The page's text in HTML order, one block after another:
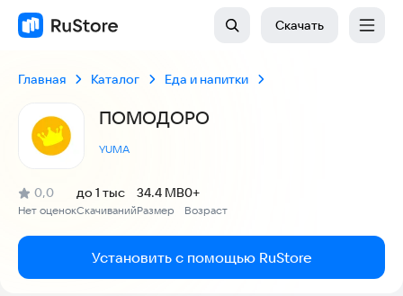
Скачать
Главная Каталог Еда и напитки
ПОМОДОРО
YUMA
Рейтинг:
0,0
(
Нет оценок
)
Скачиваний
до 1 тыс
Размер
34.4 MB
Возраст
0+
Установить с помощью RuStore